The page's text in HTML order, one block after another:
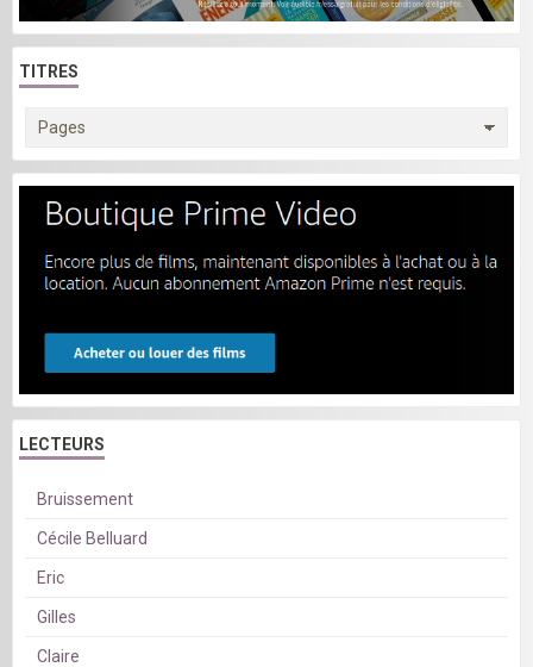
TITRES
LECTEURS
Bruissement
Cécile Belluard
Eric
Gilles
Claire